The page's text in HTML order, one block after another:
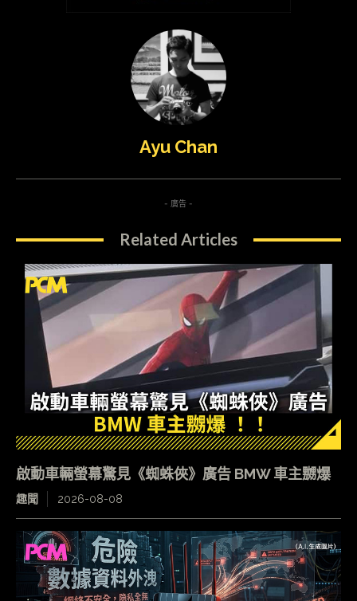
Ayu Chan
- 廣告 -
Related Articles
啟動車輛螢幕驚見《蜘蛛俠》廣告 BMW 車主嬲爆
趣聞 2026-08-08